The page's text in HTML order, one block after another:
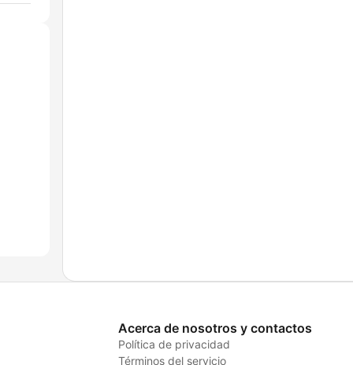
Acerca de nosotros y contactos
Política de privacidad
Términos del servicio